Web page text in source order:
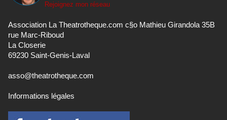
Rejoignez mon réseau
Association La Theatrotheque.com c§o Mathieu Girandola 35B
rue Marc-Riboud
La Closerie
69230 Saint-Genis-Laval
asso@theatrotheque.com
Informations légales